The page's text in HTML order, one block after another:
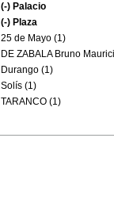
(-) Palacio
(-) Plaza
25 de Mayo (1)
DE ZABALA Bruno
Durango (1)
Solís (1)
TARANCO (1)